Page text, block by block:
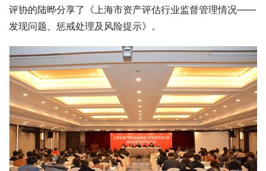
评协的陆晔分享了《上海市资产评估行业监督管理情况——
发现问题、惩戒处理及风险提示》。